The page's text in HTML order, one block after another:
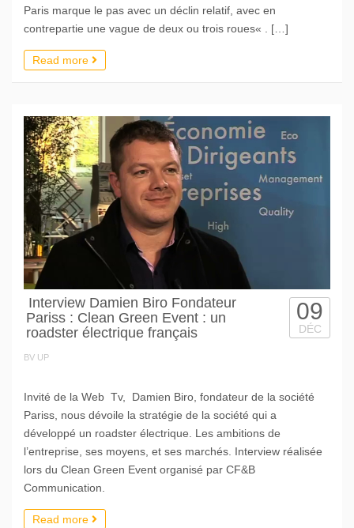
Paris marque le pas avec un déclin relatif, avec en
contrepartie une vague de deux ou trois roues« . […]
Read more
Interview Damien Biro Fondateur
Pariss : Clean Green Event : un
roadster électrique français
BV UP
09
DÉC
Invité de la Web Tv, Damien Biro, fondateur de la société
Pariss, nous dévoile la stratégie de la société qui a
développé un roadster électrique. Les ambitions de
l’entreprise, ses moyens, et ses marchés. Interview réalisée
lors du Clean Green Event organisé par CF&B
Communication.
Read more